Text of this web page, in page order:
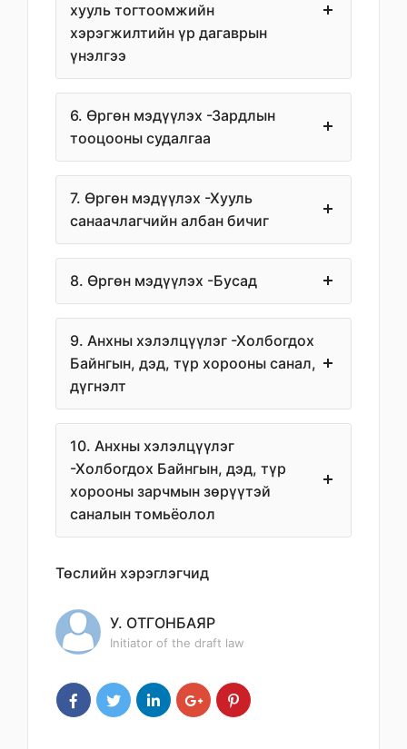
хууль тогтоомжийн
хэрэгжилтийн үр дагаврын
үнэлгээ
6. Өргөн мэдүүлэх -Зардлын
тооцооны судалгаа
7. Өргөн мэдүүлэх -Хууль
санаачлагчийн албан бичиг
8. Өргөн мэдүүлэх -Бусад
9. Анхны хэлэлцүүлэг -Холбогдох
Байнгын, дэд, түр хорооны санал,
дүгнэлт
10. Анхны хэлэлцүүлэг
-Холбогдох Байнгын, дэд, түр
хорооны зарчмын зөрүүтэй
саналын томьёолол
Төслийн хэрэглэгчид
У. ОТГОНБАЯР
Initiator of the draft law